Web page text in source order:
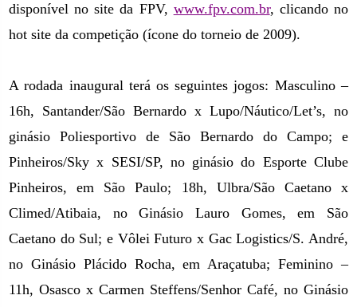
disponível no site da FPV, www.fpv.com.br, clicando no
hot site da competição (ícone do torneio de 2009).
A rodada inaugural terá os seguintes jogos: Masculino –
16h, Santander/São Bernardo x Lupo/Náutico/Let’s, no
ginásio Poliesportivo de São Bernardo do Campo; e
Pinheiros/Sky x SESI/SP, no ginásio do Esporte Clube
Pinheiros,em São Paulo; 18h, Ulbra/São Caetano x
Climed/Atibaia, no Ginásio Lauro Gomes,em São
Caetano do Sul; e Vôlei Futuro x Gac Logistics/S. André,
no Ginásio Plácido Rocha, em Araçatuba; Feminino –
11h, Osasco x Carmen Steffens/Senhor Café, no Ginásio